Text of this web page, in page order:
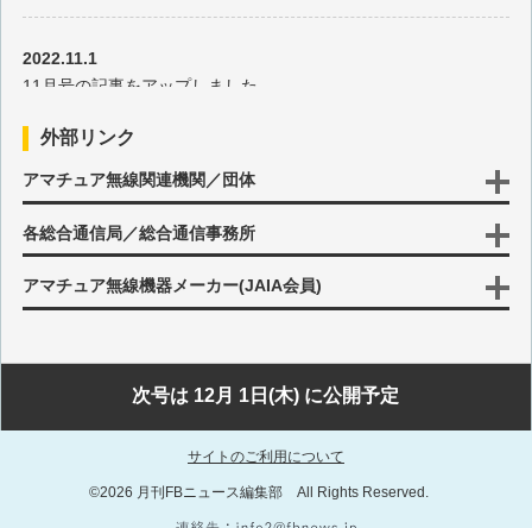
その115 中国に返還されたマカオから記念コールで運用 1999
その113 フィンランド・ドイツ・フランスの紹介です 1998年
(3)
その112 YLコンベンションでのスヴァールバル諸島など 1998
その111 韓国、ベトナム、カンボジアなどアジアの国々 1998
その110 ロドリゲス島やマリなどアフリカの紹介 1997年(6)
2022.11.1
11月号の記事をアップしました
2022.10.17
10月号後半の記事をアップしました
2022.10.3
10月号の記事をアップしました
外部リンク
アマチュア無線関連機関／団体
各総合通信局／総合通信事務所
アマチュア無線機器メーカー(JAIA会員)
次号は 12月 1日(木) に公開予定
サイトのご利用について
©2026 月刊FBニュース編集部 All Rights Reserved.